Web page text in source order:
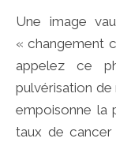
Une image vaut mille mots ! ARRÊTEZ de dire
« changement
appelez ce
pulvérisation de
empoisonne la
taux de